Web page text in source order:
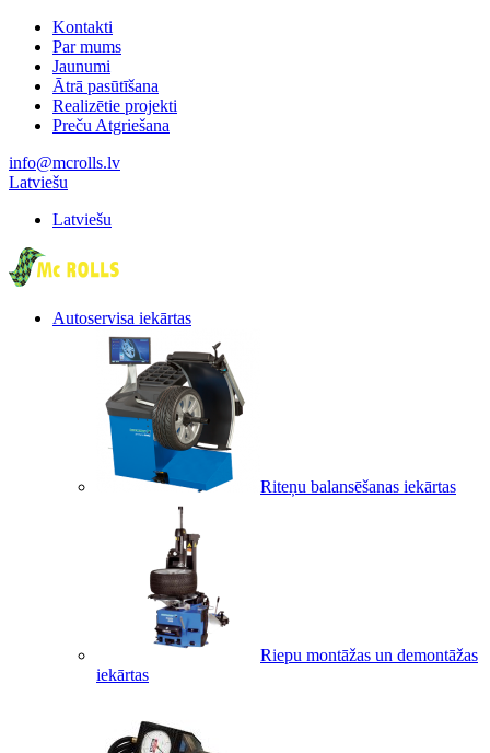
Kontakti
Par mums
Jaunumi
Ātrā pasūtīšana
Realizētie projekti
Preču Atgriešana
info@mcrolls.lv
Latviešu
Latviešu
Autoservisa iekārtas
Riteņu balansēšanas iekārtas
Riepu montāžas un demontāžas
iekārtas